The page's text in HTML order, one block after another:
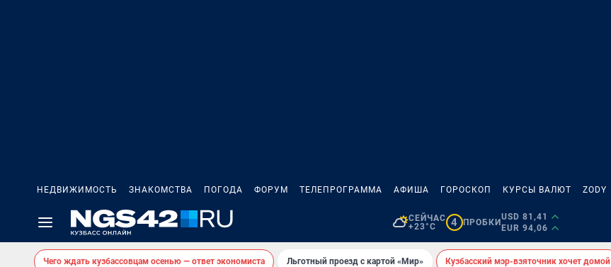
НЕДВИЖИМОСТЬ ЗНАКОМСТВА ПОГОДА ФОРУМ ТЕЛЕПРОГРАММА АФИША ГОРОСКОП КУРСЫ ВАЛЮТ ZODY
СЕЙЧАС
+23°C
4 ПРОБКИ
USD 81,41
EUR 94,06
Чего ждать кузбассовцам осенью — ответ экономиста Льготный проезд с картой «Мир» Кузбасский мэр-взяточник хочет домой